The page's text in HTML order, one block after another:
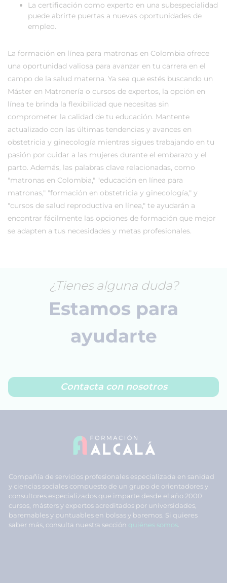
La certificación como experto en una subespecialidad
puede abrirte puertas a nuevas oportunidades de
empleo.
La formación en línea para matronas en Colombia ofrece
una oportunidad valiosa para avanzar en tu carrera en el
campo de la salud materna. Ya sea que estés buscando un
Máster en Matronería o cursos de expertos, la opción en
línea te brinda la flexibilidad que necesitas sin
comprometer la calidad de tu educación. Mantente
actualizado con las últimas tendencias y avances en
obstetricia y ginecología mientras sigues trabajando en tu
pasión por cuidar a las mujeres durante el embarazo y el
parto. Además, las palabras clave relacionadas, como
"matronas en Colombia," "educación en línea para
matronas," "formación en obstetricia y ginecología," y
"cursos de salud reproductiva en línea," te ayudarán a
encontrar fácilmente las opciones de formación que mejor
se adapten a tus necesidades y metas profesionales.
¿Tienes alguna duda?
Estamos para
ayudarte
Contacta con nosotros
Compañía de servicios profesionales especializada en sanidad
y ciencias sociales compuesto de un grupo de orientadores y
consultores especializados que imparte desde el año 2000
cursos, másters y expertos acreditados por universidades,
baremables y puntuables en bolsas y baremos. Si quieres
saber más, consulta nuestra sección quiénes somos.